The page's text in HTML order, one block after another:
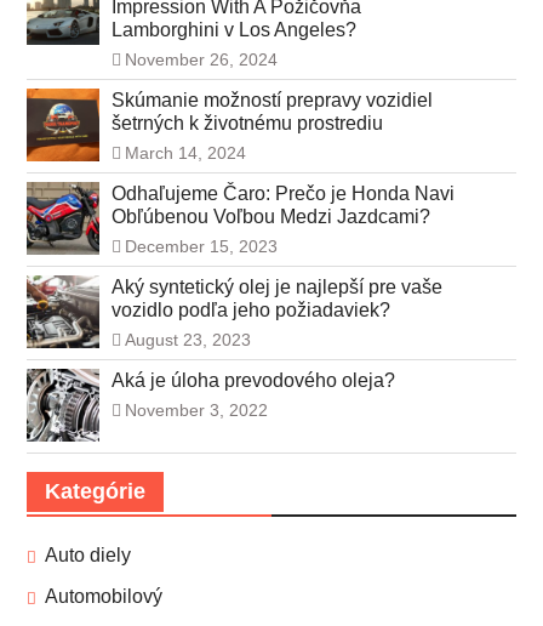
Impression With A Požičovňa
Lamborghini v Los Angeles?
November 26, 2024
Skúmanie možností prepravy vozidiel
šetrných k životnému prostrediu
March 14, 2024
Odhaľujeme Čaro: Prečo je Honda Navi
Obľúbenou Voľbou Medzi Jazdcami?
December 15, 2023
Aký syntetický olej je najlepší pre vaše
vozidlo podľa jeho požiadaviek?
August 23, 2023
Aká je úloha prevodového oleja?
November 3, 2022
Kategórie
Auto diely
Automobilový